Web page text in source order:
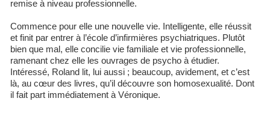
remise à niveau professionnelle.
Commence pour elle une nouvelle vie. Intelligente, elle réussit
et finit par entrer à l’école d’infirmières psychiatriques. Plutôt
bien que mal, elle concilie vie familiale et vie professionnelle,
ramenant chez elle les ouvrages de psycho à étudier.
Intéressé, Roland lit, lui aussi ; beaucoup, avidement, et c’est
là, au cœur des livres, qu’il découvre son homosexualité. Dont
il fait part immédiatement à Véronique.